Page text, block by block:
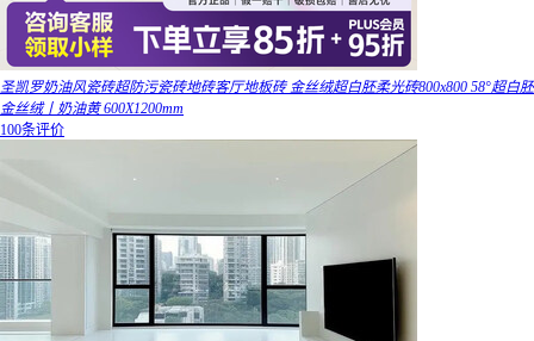
圣凯罗奶油风瓷砖超防污瓷砖地砖客厅地板砖 金丝绒超白胚柔光砖800x800 58°超白胚
金丝绒丨奶油黄 600X1200mm
100条评价